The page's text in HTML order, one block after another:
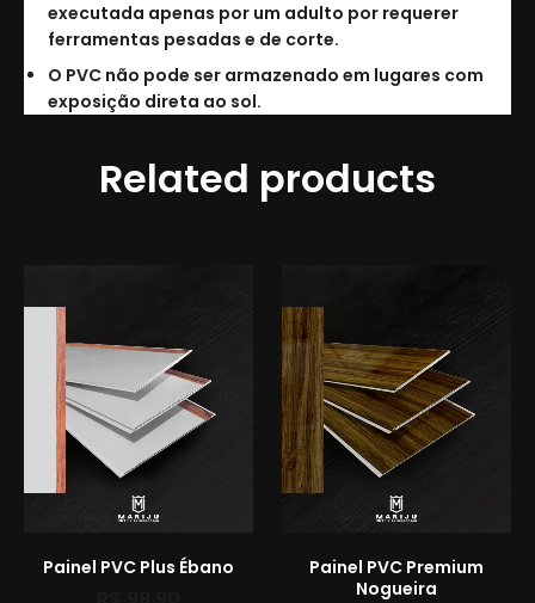
executada apenas por um adulto por requerer
ferramentas pesadas e de corte.
O PVC não pode ser armazenado em lugares com
exposição direta ao sol.
Related products
Painel PVC Plus Ébano
Painel PVC Premium
Nogueira